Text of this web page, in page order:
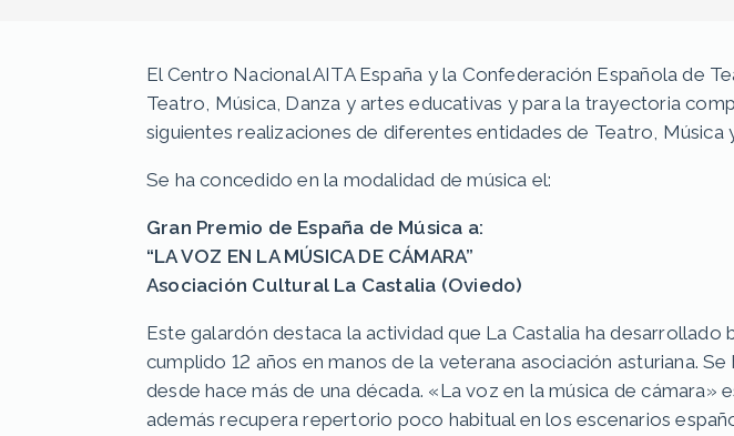
El Centro Nacional AITA España y la Confederación Española de
Teatro, Música, Danza y artes educativas y para la trayectoria
siguientes realizaciones de diferentes entidades de Teatro, Música
Se ha concedido en la modalidad de música el:
Gran Premio de España de Música a:
“LA VOZ EN LA MÚSICA DE CÁMARA”
Asociación Cultural La Castalia (Oviedo)
Este galardón destaca la actividad que La Castalia ha
cumplido 12 años en manos de la veterana asociación asturiana.
desde hace más de una década. «La voz en la música de
además recupera repertorio poco habitual en los escenarios